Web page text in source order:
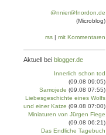
@nnier@fnordon.de
(Microblog)
rss | mit Kommentaren
Aktuell bei blogger.de
Innerlich schon tod
(09.08 09:05)
Samojede (09.08 07:55)
Liebesgeschichte eines Wolfs
und einer Katze (09.08 07:00)
Miniaturen von Jürgen Fiege
(09.08 06:21)
Das Endliche Tagebuch